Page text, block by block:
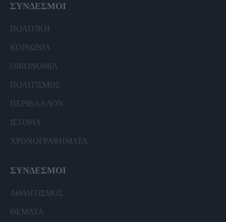
ΣΥΝΔΕΣΜΟΙ
ΠΟΛΙΤΙΚΗ
ΚΟΙΝΩΝΙΑ
ΟΙΚΟΝΟΜΙΑ
ΠΟΛΙΤΙΣΜΟΣ
ΠΕΡΙΒΑΛΛΟΝ
ΙΣΤΟΡΙΑ
ΧΡΟΝΟΓΡΑΦΗΜΑΤΑ
ΣΥΝΔΕΣΜΟΙ
ΑΘΛΗΤΙΣΜΟΣ
ΘΕΜΑΤΑ